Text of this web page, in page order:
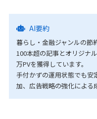
AI要約
暮らし・金融ジャンルの節
100本超の記事とオリジナ
万PVを獲得しています。
手付かずの運用状態でも安
加、広告戦略の強化による